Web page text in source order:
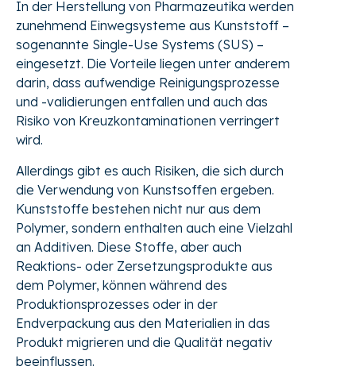
In der Herstellung von Pharmazeutika werden
zunehmend Einwegsysteme aus Kunststoff –
sogenannte Single-Use Systems (SUS) –
eingesetzt. Die Vorteile liegen unter anderem
darin, dass aufwendige Reinigungsprozesse
und -validierungen entfallen und auch das
Risiko von Kreuzkontaminationen verringert
wird.
Allerdings gibt es auch Risiken, die sich durch
die Verwendung von Kunstsoffen ergeben.
Kunststoffe bestehen nicht nur aus dem
Polymer, sondern enthalten auch eine Vielzahl
an Additiven. Diese Stoffe, aber auch
Reaktions- oder Zersetzungsprodukte aus
dem Polymer, können während des
Produktionsprozesses oder in der
Endverpackung aus den Materialien in das
Produkt migrieren und die Qualität negativ
beeinflussen.